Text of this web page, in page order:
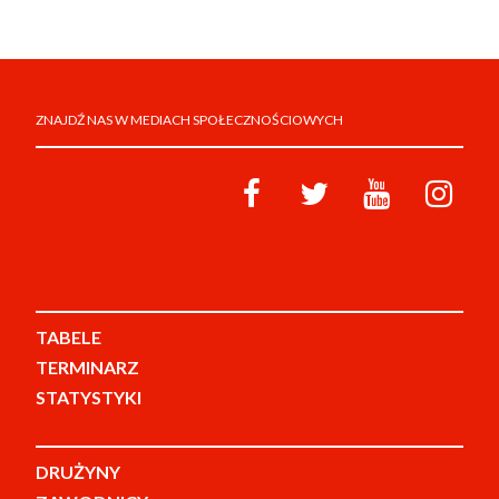
ZNAJDŹ NAS W MEDIACH SPOŁECZNOŚCIOWYCH
TABELE
TERMINARZ
STATYSTYKI
DRUŻYNY